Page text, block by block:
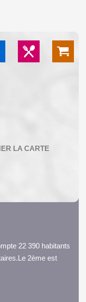
22 390 habitants
2ème est